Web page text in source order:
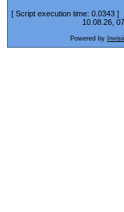
[ Script execution time: 0.0343
10.08.26,
Powered by